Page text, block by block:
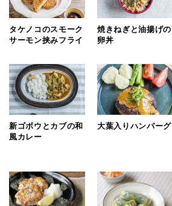
タケノコのスモーク
サーモン挟みフライ
焼きねぎと油揚げの
卵丼
新ゴボウとカブの和
風カレー
大葉入りハンバーグ